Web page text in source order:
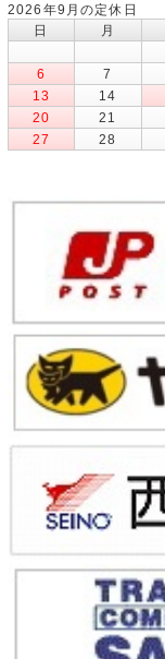
2026年9月の定休日
日
月
6
7
13
14
20
21
27
28